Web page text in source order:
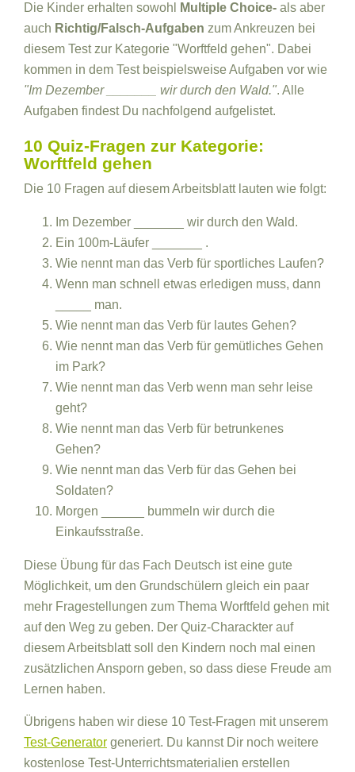
Die Kinder erhalten sowohl Multiple Choice- als aber
auch Richtig/Falsch-Aufgaben zum Ankreuzen bei
diesem Test zur Kategorie "Worftfeld gehen". Dabei
kommen in dem Test beispielsweise Aufgaben vor wie
"Im Dezember _______ wir durch den Wald.". Alle
Aufgaben findest Du nachfolgend aufgelistet.
10 Quiz-Fragen zur Kategorie:
Worftfeld gehen
Die 10 Fragen auf diesem Arbeitsblatt lauten wie folgt:
Im Dezember _______ wir durch den Wald.
Ein 100m-Läufer _______ .
Wie nennt man das Verb für sportliches Laufen?
Wenn man schnell etwas erledigen muss, dann
_____ man.
Wie nennt man das Verb für lautes Gehen?
Wie nennt man das Verb für gemütliches Gehen
im Park?
Wie nennt man das Verb wenn man sehr leise
geht?
Wie nennt man das Verb für betrunkenes
Gehen?
Wie nennt man das Verb für das Gehen bei
Soldaten?
Morgen ______ bummeln wir durch die
Einkaufsstraße.
Diese Übung für das Fach Deutsch ist eine gute
Möglichkeit, um den Grundschülern gleich ein paar
mehr Fragestellungen zum Thema Worftfeld gehen mit
auf den Weg zu geben. Der Quiz-Charackter auf
diesem Arbeitsblatt soll den Kindern noch mal einen
zusätzlichen Ansporn geben, so dass diese Freude am
Lernen haben.
Übrigens haben wir diese 10 Test-Fragen mit unserem
Test-Generator generiert. Du kannst Dir noch weitere
kostenlose Test-Unterrichtsmaterialien erstellen